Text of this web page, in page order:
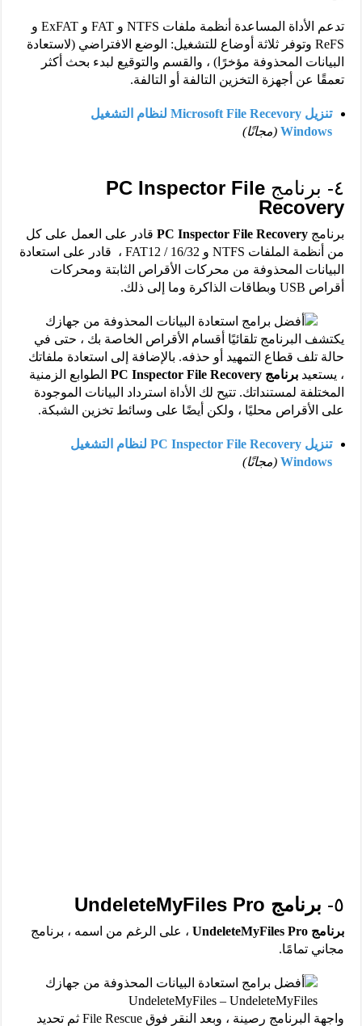
تدعم الأداة المساعدة أنظمة ملفات NTFS و FAT و ExFAT و
ReFS وتوفر ثلاثة أوضاع للتشغيل: الوضع الافتراضي (لاستعادة
البيانات المحذوفة مؤخرًا) ، والقسم والتوقيع لبدء بحث أكثر
تعمقًا عن أجهزة التخزين التالفة أو التالفة.
تنزيل Microsoft File Recevory لنظام التشغيل
Windows(مجانًا)
٤- برنامج
PC Inspector File
Recovery
برنامج PC Inspector File Recoveryقادر على العمل على كل
من أنظمة الملفات NTFS و FAT12 / 16/32 ، قادر على استعادة
البيانات المحذوفة من محركات الأقراص الثابتة ومحركات
أقراص USB وبطاقات الذاكرة وما إلى ذلك.
يكتشف البرنامج تلقائيًا أقسام الأقراص الخاصة بك ، حتى في
حالة تلف قطاع التمهيد أو حذفه. بالإضافة إلى استعادة ملفاتك
، يستعيد برنامج PC Inspector File Recovery
الطوابع الزمنية
المختلفة لمستنداتك. تتيح لك الأداة استرداد البيانات الموجودة
على الأقراص محليًا ، ولكن أيضًا على وسائط تخزين الشبكة.
تنزيل PC Inspector File Recovery لنظام التشغيل
Windows (مجانًا)
٥- برنامج UndeleteMyFiles Pro
برنامج UndeleteMyFiles Pro
، على الرغم من اسمه ، برنامج
مجاني تمامًا.
UndeleteMyFiles – UndeleteMyFiles
واجهة البرنامج رصينة ، وبعد النقر فوق File Rescue ثم تحديد